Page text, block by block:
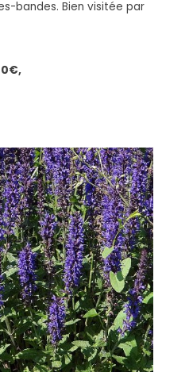
bandes. Bien visitée par